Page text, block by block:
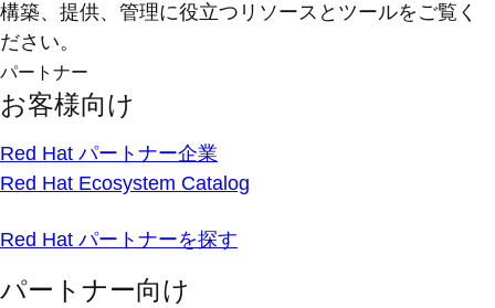
構築、提供、管理に役立つリソースとツールをご覧く
ださい。
パートナー
お客様向け
Red Hat パートナー企業
Red Hat Ecosystem Catalog
Red Hat パートナーを探す
パートナー向け